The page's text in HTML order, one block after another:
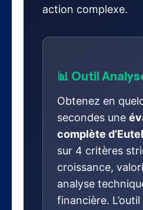
action complexe.
📊 Outil
Obtenez en
secondes une
complète
sur 4 critères
croissance,
analyse
financière.